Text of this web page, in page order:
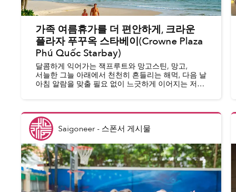
가족 여름휴가를 더 편안하게, 크라운
플라자 푸꾸옥 스타베이(Crowne Plaza
Phú Quốc Starbay)
달콤하게 익어가는 잭프루트와 망고스틴, 망고,
서늘한 그늘 아래에서 천천히 흔들리는 해먹, 다음 날
아침 알람을 맞출 필요 없이 느긋하게 이어지는 저녁.
알...
Saigoneer- 스폰서 게시물